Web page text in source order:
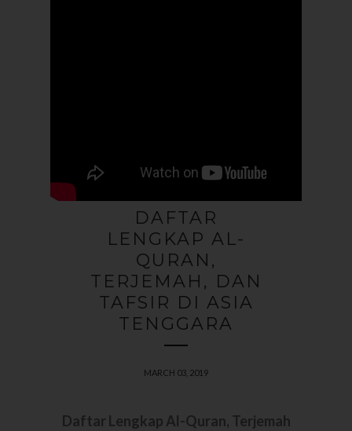
DAFTAR
LENGKAP AL-
QURAN,
TERJEMAH, DAN
TAFSIR DI ASIA
TENGGARA
MARCH 03, 2019
Daftar Lengkap Al-Quran, Terjemah